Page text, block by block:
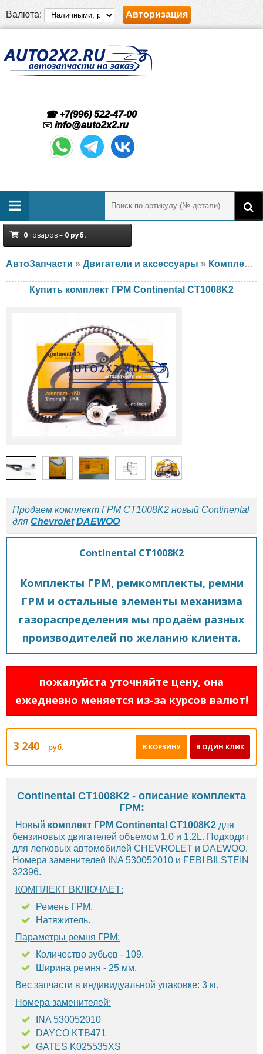
Валюта: Авторизация
☎ +7(996) 522-47-00
📧 info@auto2x2.ru
0товаров – 0 руб.
АвтоЗапчасти » Двигатели и аксессуары » Комплект ГРМ
Купить комплект ГРМ Continental CT1008K2
Продаем комплект ГРМ CT1008K2 новый Continental
для Chevrolet DAEWOO
Continental CT1008K2
Комплекты ГРМ, ремкомплекты, ремни
ГРМ и остальные элементы механизма
газораспределения мы продаём разных
производителей по желанию клиента.
пожалуйста уточняйте цену, она
ежедневно меняется из-за курсов валют!
3 240 руб. В ОДИН КЛИК
В КОРЗИНУ
Continental CT1008K2 - описание комплекта
ГРМ:
Новый комплект ГРМ Continental CT1008K2 для
бензиновых двигателей объемом 1.0 и 1.2L. Подходит
для легковых автомобилей CHEVROLET и DAEWOO.
Номера заменителей INA 530052010 и FEBI BILSTEIN
32396.
КОМПЛЕКТ ВКЛЮЧАЕТ:
Ремень ГРМ.
Натяжитель.
Параметры ремня ГРМ:
Количество зубьев - 109.
Ширина ремня - 25 мм.
Вес запчасти в индивидуальной упаковке: 3 кг.
Номера заменителей:
INA 530052010
DAYCO KTB471
GATES K025535XS